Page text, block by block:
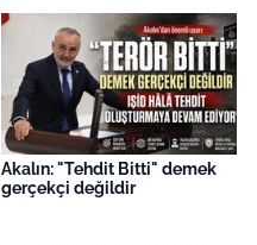
Akalın: "Tehdit Bitti" demek
gerçekçi değildir